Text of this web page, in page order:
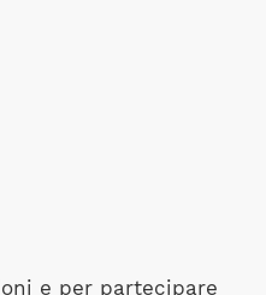
e per partecipare